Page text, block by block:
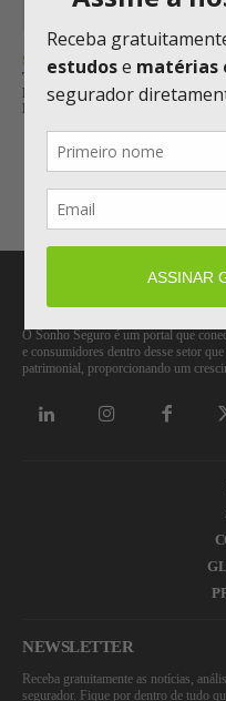
SEGURO MASSIFICADO
TOKIO MARINE PASSA A
RESIDENCIAL COM
DO PARANÁ
O Sonho Seguro é um portal que
e consumidores dentro desse setor
patrimonial, proporcionando um
NEWSLETTER
Receba gratuitamente as notícias,
segurador. Fique por dentro de tudo